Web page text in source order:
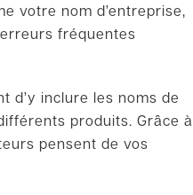
votre nom d’entreprise,
fréquentes
d’y inclure les noms de
produits. Grâce à
pensent de vos